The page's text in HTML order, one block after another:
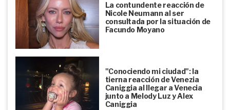
La contundente reacción de
Nicole Neumann al ser
consultada por la situación de
Facundo Moyano
"Conociendo mi ciudad": la
tierna reacción de Venezia
Caniggia al llegar a Venecia
junto a Melody Luz y Alex
Caniggia